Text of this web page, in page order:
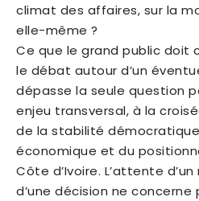
climat des affaires, sur la
elle-même ?
Ce que le grand public doit
le débat autour d’un
dépasse la seule question
enjeu transversal, à la
de la stabilité
économique et du
Côte d’Ivoire. L’attente
d’une décision ne